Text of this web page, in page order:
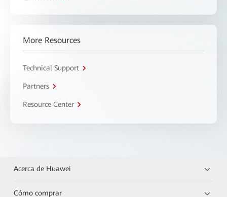
More Resources
Technical Support
Partners
Resource Center
Acerca de Huawei
Cómo comprar